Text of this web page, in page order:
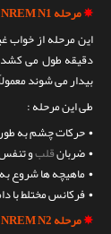
✵مرحله NREM N1
بیدار می شوند
طی این مرحله :
• حرکات چشم به
• ضربانقلبو
• ماهیچه ها شروع
• فرکانس مختلط با دامنه کم در
✵مرحله NREM N2